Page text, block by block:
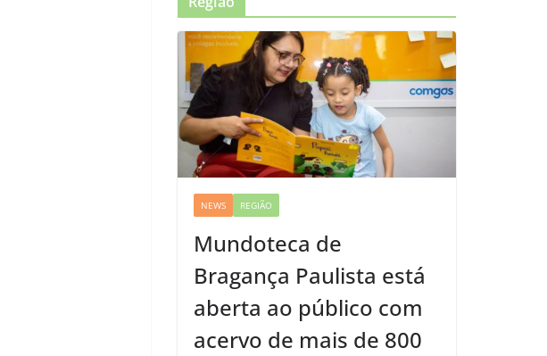
NEWS REGIÃO
Mundoteca de
Bragança Paulista está
aberta ao público com
acervo de mais de 800